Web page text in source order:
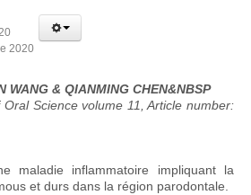
2020
WANG & QIANMING CHEN&NBSP
Science volume 11, Article number:
maladie inflammatoire impliquant la
et durs dans la région parodontale.